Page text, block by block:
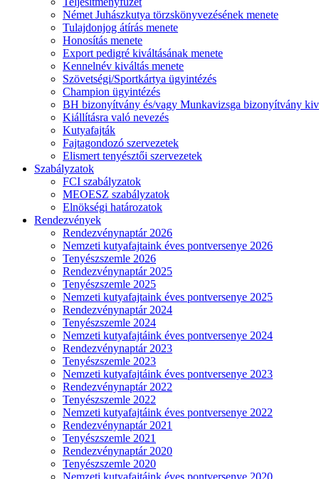
Német Juhászkutya törzskönyvezésének menete
Tulajdonjog átírás menete
Honosítás menete
Export pedigré kiváltásának menete
Kennelnév kiváltás menete
Szövetségi/Sportkártya ügyintézés
Champion ügyintézés
BH bizonyítvány és/vagy Munkavizsga bizonyítvány
Kiállításra való nevezés
Kutyafajták
Fajtagondozó szervezetek
Elismert tenyésztői szervezetek
Szabályzatok
FCI szabályzatok
MEOESZ szabályzatok
Elnökségi határozatok
Rendezvények
Rendezvénynaptár 2026
Nemzeti kutyafajtaink éves pontversenye 2026
Tenyészszemle 2026
Rendezvénynaptár 2025
Tenyészszemle 2025
Nemzeti kutyafajtaink éves pontversenye 2025
Rendezvénynaptár 2024
Tenyészszemle 2024
Nemzeti kutyafajtáink éves pontversenye 2024
Rendezvénynaptár 2023
Tenyészszemle 2023
Nemzeti kutyafajtáink éves pontversenye 2023
Rendezvénynaptár 2022
Tenyészszemle 2022
Nemzeti kutyafajtáink éves pontversenye 2022
Rendezvénynaptár 2021
Tenyészszemle 2021
Rendezvénynaptár 2020
Tenyészszemle 2020
Nemzeti kutyafajtáink éves pontversenye 2020